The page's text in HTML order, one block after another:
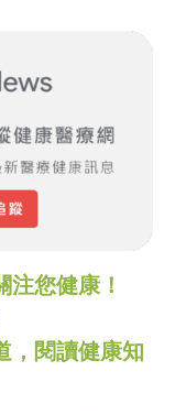
您健康！
，閱讀健康知